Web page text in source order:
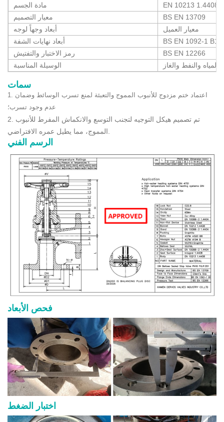
مادة الجسم
EN 10213 1.4408
معيار التصميم
BS EN 13709
أبعاد وجهاً لوجه
معيار العميل
أبعاد نهايات الشفة
BS EN 1092-1 B1
رمز الاختبار والتفتيش
BS EN 12266
الوسيلة المناسبة
المياه والنفط والغاز
سمات
1. اعتماد ختم مزدوج للأنبوب المموج والتعبئة لمنع تسرب الوسائط وضمان
عدم وجود تسرب؛
2. تم تصميم هيكل التوجيه لتجنب التوسع والانكماش المفرط للأنبوب
الرسم الفني
فحص الأبعاد
اختبار الضغط